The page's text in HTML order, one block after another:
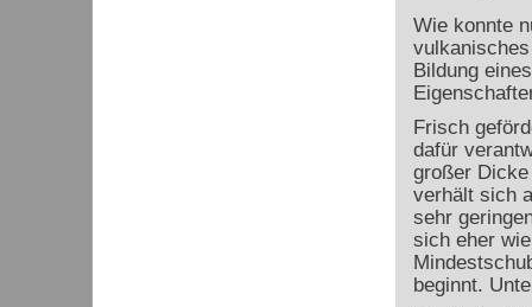
Wie konnte
Bildung
Frisch
dafür
großer
verhält sich
sehr
sich eher
beginnt.